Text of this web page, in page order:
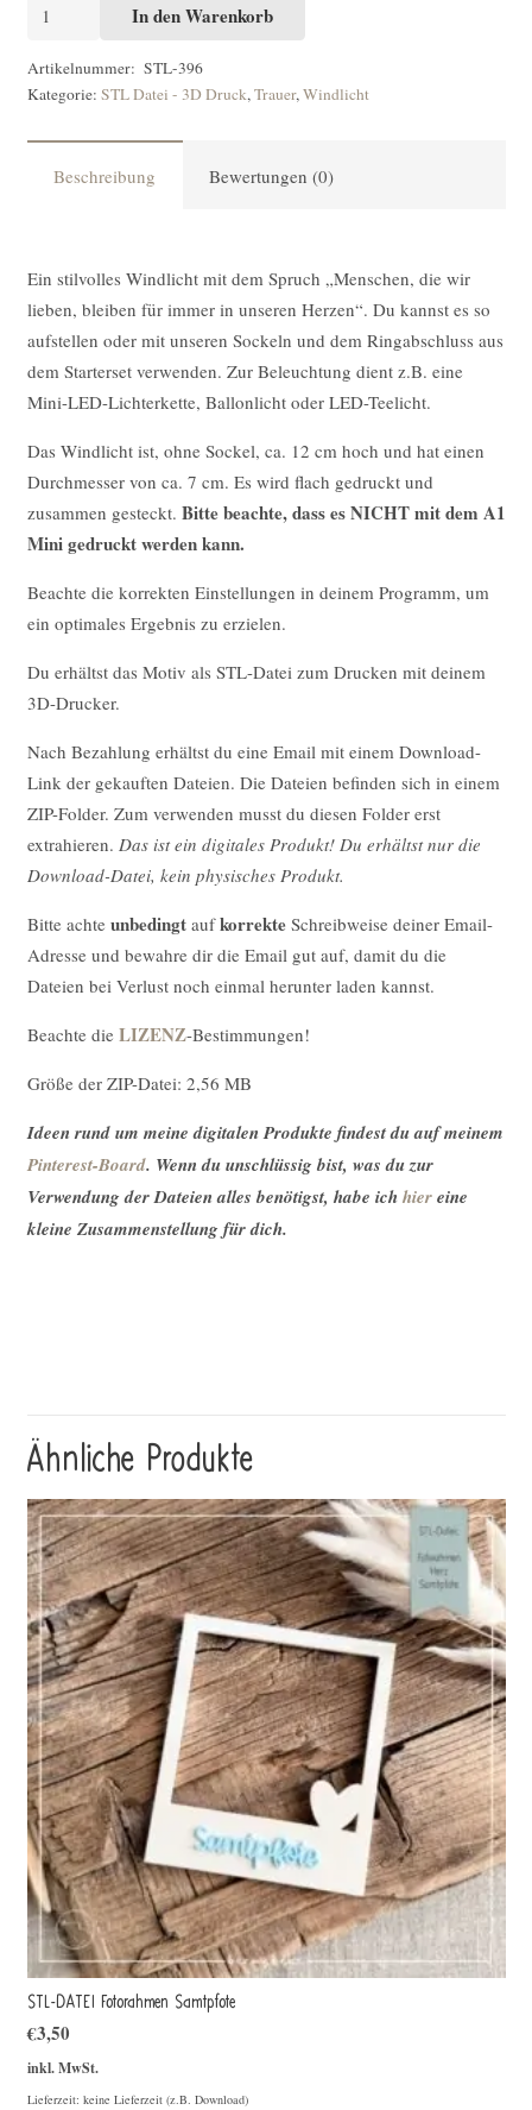
Windlicht
Menschen
lieben
In den Warenkorb
Artikelnummer: STL-396
Kategorie: STL Datei - 3D Druck,Trauer,Windlicht
Beschreibung Bewertungen (0)
Ein stilvolles Windlicht mit dem Spruch „Menschen, die wir
lieben, bleiben für immer in unseren Herzen“. Du kannst es so
aufstellen oder mit unseren Sockeln und dem Ringabschluss aus
dem Starterset verwenden. Zur Beleuchtung dient z.B. eine
Mini-LED-Lichterkette, Ballonlicht oder LED-Teelicht.
Das Windlicht ist, ohne Sockel, ca. 12 cm hoch und hat einen
Durchmesser von ca. 7 cm. Es wird flach gedruckt und
zusammen gesteckt. Bitte beachte, dass es NICHT mit dem A1
Mini gedruckt werden kann.
Beachte die korrekten Einstellungen in deinem Programm, um
ein optimales Ergebnis zu erzielen.
Du erhältst das Motiv als STL-Datei zum Drucken mit deinem
3D-Drucker.
Nach Bezahlung erhältst du eine Email mit einem Download-
Link der gekauften Dateien. Die Dateien befinden sich in einem
ZIP-Folder. Zum verwenden musst du diesen Folder erst
extrahieren. Das ist ein digitales Produkt! Du erhältst nur die
Download-Datei, kein physisches Produkt.
Bitte achte unbedingtaufkorrekteSchreibweise deiner Email-
Adresse und bewahre dir die Email gut auf, damit du die
Dateien bei Verlust noch einmal herunter laden kannst.
Beachte die LIZENZ-Bestimmungen!
Größe der ZIP-Datei: 2,56 MB
Ideen rund um meine digitalen Produkte findest du auf meinem
Pinterest-Board. Wenn du unschlüssig bist, was du zur
Verwendung der Dateien alles benötigst, habe ichhiereine
kleine Zusammenstellung für dich.
Ähnliche Produkte
STL-DATEI Fotorahmen Samtpfote
€3,50
inkl. MwSt.
Lieferzeit: keine Lieferzeit (z.B. Download)